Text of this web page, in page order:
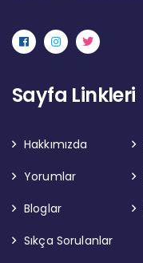
Sayfa Linkleri
Hakkımızda
Yorumlar
Bloglar
Sıkça Sorulanlar